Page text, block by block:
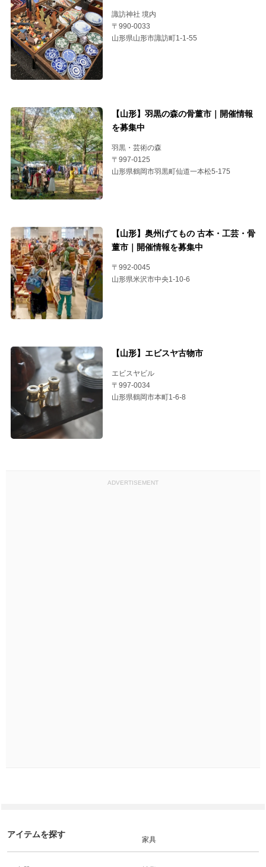
諏訪神社 境内
〒990-0033
山形県山形市諏訪町1-1-55
【山形】羽黒の森の骨董市｜開催情報
を募集中
羽黒・芸術の森
〒997-0125
山形県鶴岡市羽黒町仙道一本松5-175
【山形】奥州げてもの 古本・工芸・骨
董市｜開催情報を募集中
〒992-0045
山形県米沢市中央1-10-6
【山形】エビスヤ古物市
エビスヤビル
〒997-0034
山形県鶴岡市本町1-6-8
ADVERTISEMENT
アイテムを探す
家具